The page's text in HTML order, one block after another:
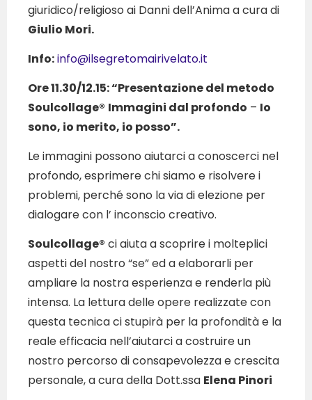
giuridico/religioso ai Danni dell’Anima a cura di
Giulio Mori.
Info:info@ilsegretomairivelato.it
Ore 11.30/12.15: “Presentazione del metodo
Soulcollage® Immagini dal profondo – Io
sono, io merito, io posso”.
Le immagini possono aiutarci a conoscerci nel
profondo, esprimere chi siamo e risolvere i
problemi, perché sono la via di elezione per
dialogare con l’ inconscio creativo.
Soulcollage® ci aiuta a scoprire i molteplici
aspetti del nostro “se” ed a elaborarli per
ampliare la nostra esperienza e renderla più
intensa. La lettura delle opere realizzate con
questa tecnica ci stupirà per la profondità e la
reale efficacia nell’aiutarci a costruire un
nostro percorso di consapevolezza e crescita
personale, a cura della Dott.ssa Elena Pinori